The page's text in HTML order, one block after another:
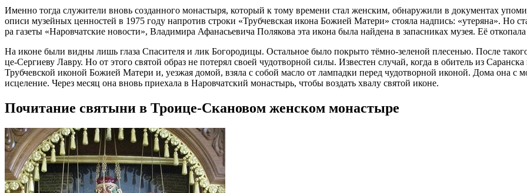
Имен­но то­гда слу­жи­те­ли вновь со­здан­но­го мо­на­сты­ря, ко­то­рый к то­му вре­ме­ни стал жен­ским, об­на­ру­жи­ли в до­ку­мен­тах
опи­си му­зей­ных цен­но­стей в 1975 го­ду на­про­тив стро­ки «Труб­чев­ская ико­на Бо­жи­ей Ма­те­ри» сто­я­ла над­пись: «уте­ря­на». Но
ра га­зе­ты «На­ров­чат­ские но­во­сти», Вла­ди­ми­ра Афа­на­сье­ви­ча По­ля­ко­ва эта ико­на бы­ла най­де­на в за­пас­ни­ках му­зея. Её
На иконе бы­ли вид­ны лишь гла­за Спа­си­те­ля и лик Бо­го­ро­ди­цы. Осталь­ное бы­ло по­кры­то тём­но-зе­ле­ной пле­се­нью. По­сле
це-Сер­ги­е­ву Лав­ру. Но от это­го свя­той об­раз не по­те­рял сво­ей чу­до­твор­ной си­лы. Из­ве­стен слу­чай, ко­гда в оби­тель из
Труб­чев­ской ико­ной Бо­жи­ей Ма­те­ри и, уез­жая до­мой, взя­ла с со­бой мас­ло от лам­пад­ки пе­ред чу­до­твор­ной ико­ной. До­ма она с
ис­це­ле­ние. Через ме­сяц она вновь при­е­ха­ла в На­ров­чат­ский мо­на­стырь, чтобы воз­дать хва­лу свя­той иконе.
Почитание святыни в Троице-Скановом женском монастыре